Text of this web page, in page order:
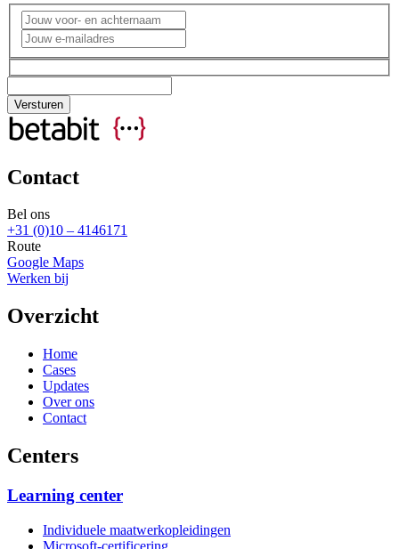
Contact
Bel ons
+31 (0)10 – 4146171
Route
Google Maps
Werken bij
Overzicht
Home
Cases
Updates
Over ons
Contact
Centers
Learning center
Individuele maatwerkopleidingen
Microsoft-certificering